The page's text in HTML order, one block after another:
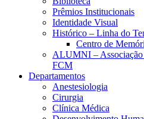
Prêmios Institucionais
Identidade Visual
Histórico – Linha do
Centro de
ALUMNI – Associação
FCM
Departamentos
Anestesiologia
Cirurgia
Clínica Médica